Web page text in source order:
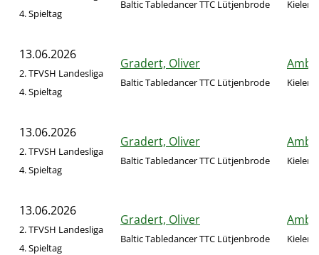
4. Spieltag
Baltic Tabledancer TTC Lütjenbrode Kieler
13.06.2026
2. TFVSH Landesliga
4. Spieltag
Gradert, Oliver
Baltic Tabledancer TTC Lütjenbrode Kieler
13.06.2026
2. TFVSH Landesliga
4. Spieltag
Gradert, Oliver
Baltic Tabledancer TTC Lütjenbrode Kieler
13.06.2026
2. TFVSH Landesliga
4. Spieltag
Gradert, Oliver
Baltic Tabledancer TTC Lütjenbrode Kieler